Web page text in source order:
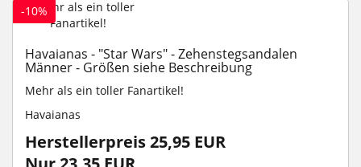
-10%
Havaianas - "Star Wars" - Zehenstegsandalen
Männer - Größen siehe Beschreibung
Mehr als ein toller Fanartikel!
Havaianas
Herstellerpreis 25,95 EUR